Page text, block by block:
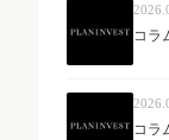
コラ
コラ